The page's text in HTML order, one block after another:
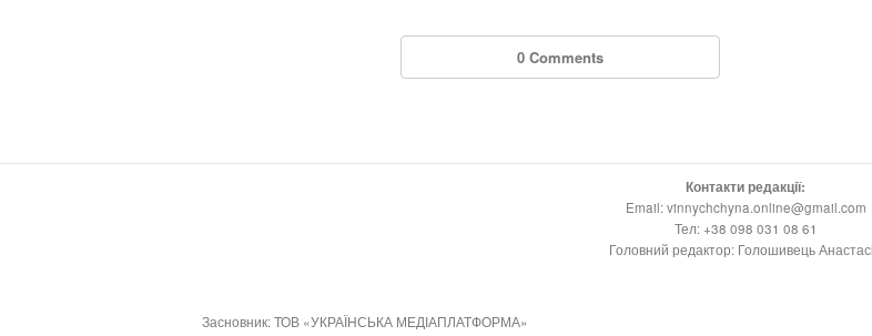
0 Comments
Контакти редакції:
Email: vinnychchyna.online@gmail.com
Тел: +38 098 031 08 61
Головний редактор: Голошивець
Засновник: ТОВ «УКРАЇНСЬКА МЕДІАПЛАТФОРМА»